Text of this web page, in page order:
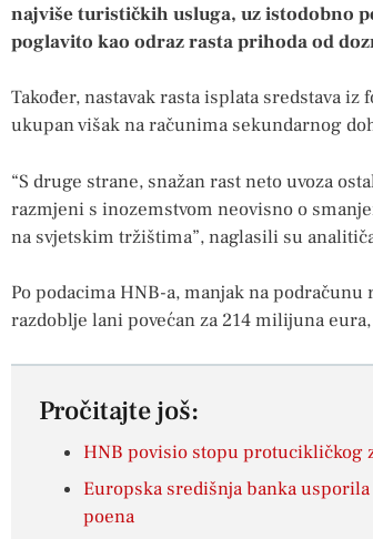
najviše turističkih usluga, uz istodobno
poglavito kao odraz rasta prihoda od
Također, nastavak rasta isplata sredstava
ukupan višak na računima sekundarnog
“S druge strane, snažan rast neto uvoza
razmjeni s inozemstvom neovisno o
na svjetskim tržištima”, naglasili su
Po podacima HNB-a, manjak na
razdoblje lani povećan za 214 milijuna
Pročitajte još:
HNB povisio stopu protucikličkog
Europska središnja banka
poena